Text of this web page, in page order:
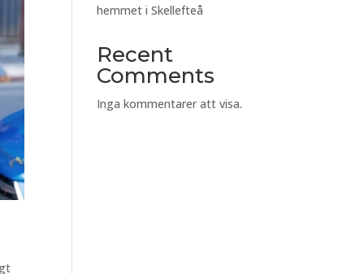
hemmet i Skellefteå
Recent
Comments
Inga kommentarer att visa.